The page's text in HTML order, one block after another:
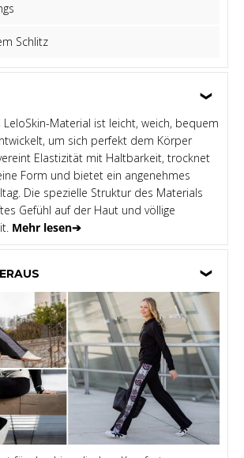
Schlitz
LeloSkin-Material ist leicht, weich, bequem
um sich perfekt dem Körper
Elastizität mit Haltbarkeit, trocknet
Form und bietet ein angenehmes
Die spezielle Struktur des Materials
Gefühl auf der Haut und völlige
Mehr lesen➔